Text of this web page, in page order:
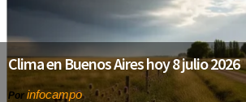
Clima en Buenos Aires hoy 8 julio 2026
Por infocampo